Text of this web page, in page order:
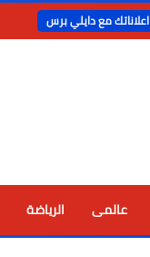
اعلاناتك مع دايلي برس
عالمى الرياضة